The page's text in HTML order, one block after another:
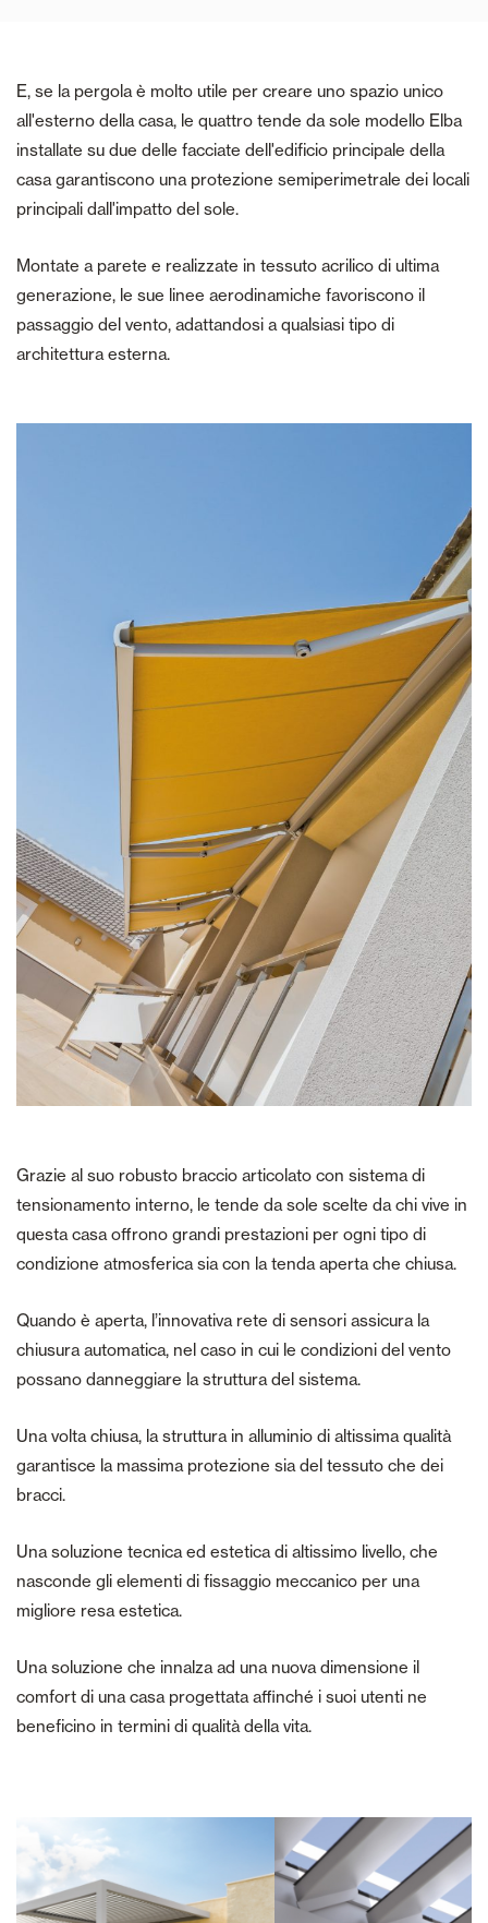
E, se la pergola è molto utile per creare uno spazio unico
all'esterno della casa, le quattro tende da sole modello Elba
installate su due delle facciate dell'edificio principale della
casa garantiscono una protezione semiperimetrale dei locali
principali dall'impatto del sole.
Montate a parete e realizzate in tessuto acrilico di ultima
generazione, le sue linee aerodinamiche favoriscono il
passaggio del vento, adattandosi a qualsiasi tipo di
architettura esterna.
Grazie al suo robusto braccio articolato con sistema di
tensionamento interno, le tende da sole scelte da chi vive in
questa casa offrono grandi prestazioni per ogni tipo di
condizione atmosferica sia con la tenda aperta che chiusa.
Quando è aperta, l’innovativa rete di sensori assicura la
chiusura automatica, nel caso in cui le condizioni del vento
possano danneggiare la struttura del sistema.
Una volta chiusa, la struttura in alluminio di altissima qualità
garantisce la massima protezione sia del tessuto che dei
bracci.
Una soluzione tecnica ed estetica di altissimo livello, che
nasconde gli elementi di fissaggio meccanico per una
migliore resa estetica.
Una soluzione che innalza ad una nuova dimensione il
comfort di una casa progettata affinché i suoi utenti ne
beneficino in termini di qualità della vita.